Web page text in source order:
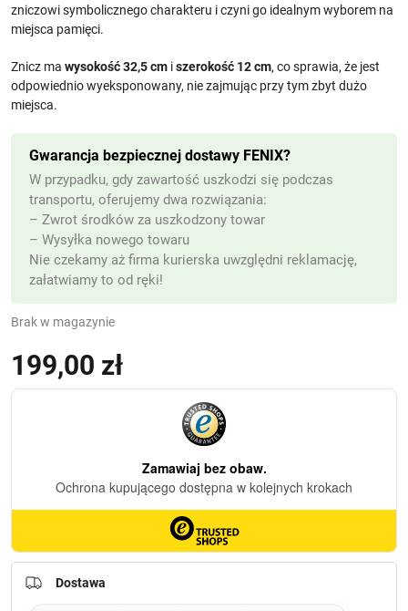
199,00 zł
zniczowi symbolicznego charakteru i czyni go idealnym wyborem na
miejsca pamięci.
Znicz ma wysokość32,5 cm iszerokość 12 cm, co sprawia, że jest
odpowiednio wyeksponowany, nie zajmując przy tym zbyt dużo
miejsca.
Brak w magazynie
Gwarancja bezpiecznej dostawy FENIX?
W przypadku, gdy zawartość uszkodzi się podczas
transportu, oferujemy dwa rozwiązania:
– Zwrot środków za uszkodzony towar
– Wysyłka nowego towaru
Nie czekamy aż firma kurierska uwzględni reklamację,
załatwiamy to od ręki!
Dostawa